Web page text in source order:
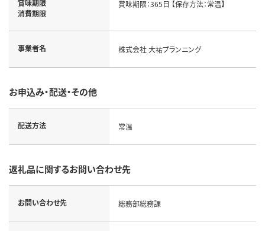
賞味期限
消費期限
賞味期限：365日 【保存方法：常温】
事業者名 株式会社 大祐プランニング
お申込み・配送・その他
配送方法 常温
返礼品に関するお問い合わせ先
お問い合わせ先 総務部総務課